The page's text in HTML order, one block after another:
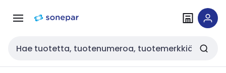
navigointiinsisältöön
Haku